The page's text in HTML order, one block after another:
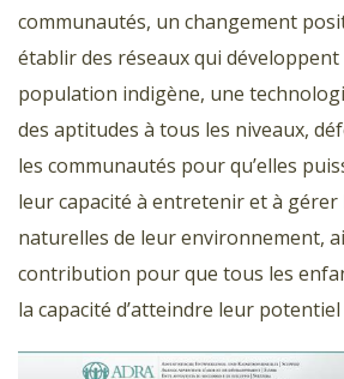
communautés, un changement
établir des réseaux qui développent
population indigène, une
des aptitudes à tous les niveaux,
les communautés pour qu’elles
leur capacité à entretenir et à gérer
naturelles de leur environnement,
contribution pour que tous les
la capacité d’atteindre leur